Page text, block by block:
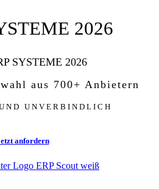
2026
SYSTEME 2026
aus 700+ Anbietern
UNVERBINDLICH
anfordern